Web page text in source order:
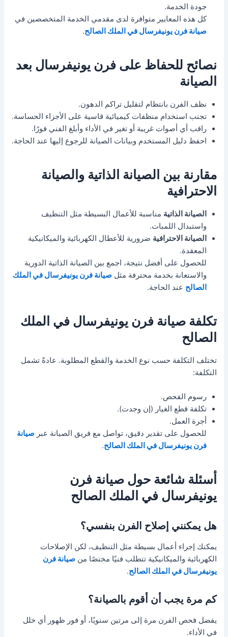
جودة الخدمة.
كل هذه المعايير متوافرة لدى مقدمي الخدمة المتخصصين في
صيانة فرن يونيفرسال في الملك الصالح.
نصائح للحفاظ على فرن يونيفرسال بعد
الصيانة
نظف الفرن بانتظام لتقليل تراكم الدهون.
تجنب استخدام منظفات كيميائية قاسية على الأجزاء الحساسة.
راقب أي أصوات غريبة أو تغير في الأداء وأبلغ الفني فورًا.
احفظ دليل المستخدم وبيانات الصيانة للرجوع إليها عند الحاجة.
مقارنة بين الصيانة الذاتية والصيانة
الاحترافية
الصيانة الذاتية مناسبة للأعمال البسيطة مثل التنظيف
واستبدال اللمبات.
الصيانة الاحترافية ضرورية للأعطال الكهربائية والميكانيكية
المعقدة.
للحصول على أفضل نتيجة، اجمع بين الصيانة الذاتية الدورية
والاستعانة بخدمة محترفة مثلصيانة فرن يونيفرسال في الملك
الصالح عند الحاجة.
تكلفة صيانة فرن يونيفرسال في الملك
الصالح
تختلف التكلفة حسب نوع الخدمة والقطع المطلوبة. عادةً تشمل
التكلفة:
رسوم الفحص.
تكلفة قطع الغيار (إن وجدت).
أجرة العمل.
للحصول على تقدير دقيق، تواصل مع فريق الصيانة عبرصيانة
فرن يونيفرسال في الملك الصالح.
أسئلة شائعة حول صيانة فرن
يونيفرسال في الملك الصالح
هل يمكنني إصلاح الفرن بنفسي؟
يمكنك إجراء أعمال بسيطة مثل التنظيف، لكن الإصلاحات
الكهربائية والميكانيكية تتطلب فنيًا مختصًا منصيانة فرن
يونيفرسال في الملك الصالح.
كم مرة يجب أن أقوم بالصيانة؟
يفضل فحص الفرن مرة إلى مرتين سنويًا، أو فور ظهور أي خلل
في الأداء.